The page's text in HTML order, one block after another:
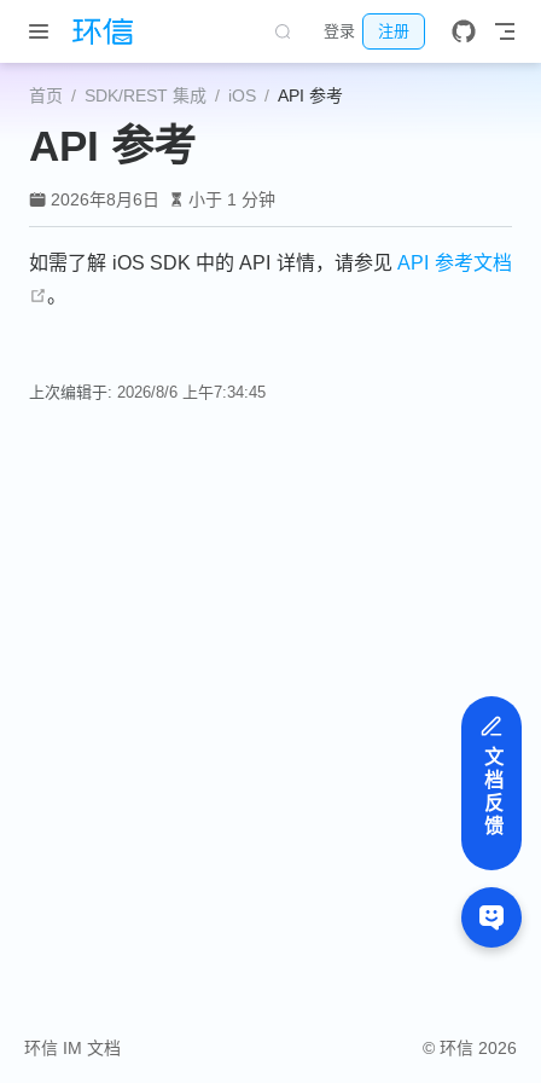
跳至主要內容
登录 注册
首页 SDK/REST 集成 iOS API 参考
API 参考
2026年8月6日 小于 1 分钟
如需了解 iOS SDK 中的 API 详情，请参见API 参考文档
open in new window
。
上次编辑于: 2026/8/6 上午7:34:45
环信 IM 文档 © 环信 2026
文档反馈